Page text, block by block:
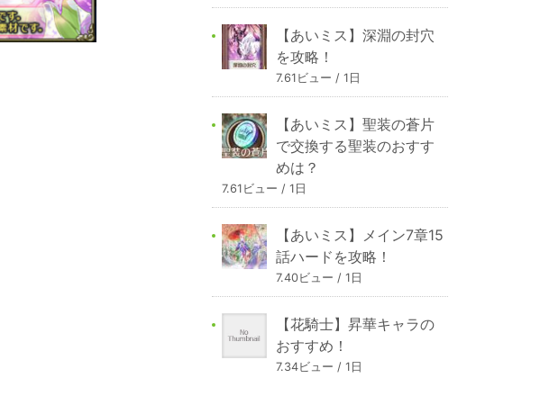
【あいミス】深淵の封穴
を攻略！
7.61ビュー / 1日
【あいミス】聖装の蒼片
で交換する聖装のおすす
めは？
7.61ビュー / 1日
【あいミス】メイン7章15
話ハードを攻略！
7.40ビュー / 1日
【花騎士】昇華キャラの
おすすめ！
7.34ビュー / 1日